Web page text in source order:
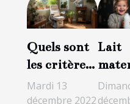
Quels sont
les critères
de choix
d’un
Mardi 13
décembre 2022
Lait
lait